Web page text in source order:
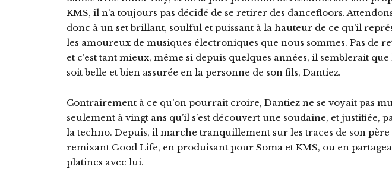
KMS, il n’a toujours pas décidé de se retirer des dancefloors.
donc à un set brillant, soulful et puissant à la hauteur de ce qu’il
les amoureux de musiques électroniques que nous sommes. Pas de
et c’est tant mieux, même si depuis quelques années, il semblerait
soit belle et bien assurée en la personne de son fils, Dantiez.
Contrairement à ce qu’on pourrait croire, Dantiez ne se voyait pas
seulement à vingt ans qu’il s’est découvert une soudaine, et justifiée,
la techno. Depuis, il marche tranquillement sur les traces de son père
remixant Good Life, en produisant pour Soma et KMS, ou en
platines avec lui.